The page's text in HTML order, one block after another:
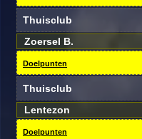
Thuisclub
Zoersel B.
Doelpunten
Thuisclub
Lentezon
Doelpunten